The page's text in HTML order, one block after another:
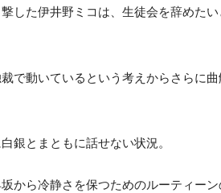
した伊井野ミコは、生徒会を辞めた
で動いているという考えからさらに
銀とまともに話せない状況。
から冷静さを保つためのルーティー